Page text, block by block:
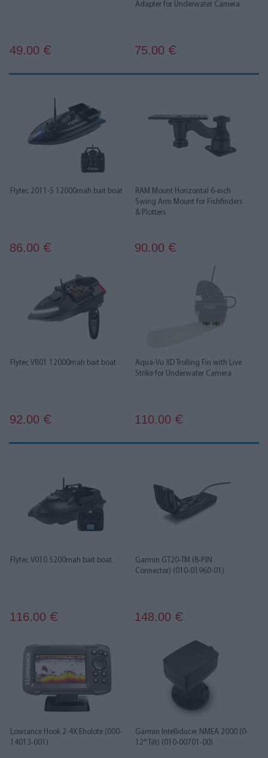
49.00 €
Adapter for Underwater Camera
75.00 €
Flytec 2011-5 12000mah bait boat
86.00 €
RAM Mount Horizontal 6-inch
Swing Arm Mount for Fishfinders
& Plotters
90.00 €
Flytec V801 12000mah bait boat
92.00 €
Aqua-Vu XD Trolling Fin with Live
Strike for Underwater Camera
110.00 €
Flytec V010 5200mah bait boat
116.00 €
Garmin GT20-TM (8-PIN
Connector) (010-01960-01)
148.00 €
Lowrance Hook 2-4X Eholote (000-
14013-001)
Garmin Intelliducer NMEA 2000 (0-
12° Tilt) (010-00701-00)